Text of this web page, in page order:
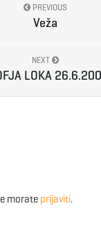
PREVIOUS
Veža
NEXT
LOKA
morate prijaviti.